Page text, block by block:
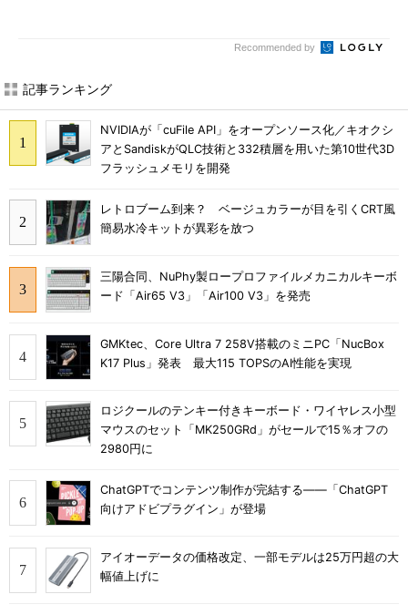
Recommended by
記事ランキング
NVIDIAが「cuFile API」をオープンソース化／キオクシ
アとSandiskがQLC技術と332積層を用いた第10世代3D
フラッシュメモリを開発
レトロブーム到来？ ベージュカラーが目を引くCRT風
簡易水冷キットが異彩を放つ
三陽合同、NuPhy製ロープロファイルメカニカルキーボ
ード「Air65 V3」「Air100 V3」を発売
GMKtec、Core Ultra 7 258V搭載のミニPC「NucBox
K17 Plus」発表 最大115 TOPSのAI性能を実現
ロジクールのテンキー付きキーボード・ワイヤレス小型
マウスのセット「MK250GRd」がセールで15％オフの
2980円に
ChatGPTでコンテンツ制作が完結する――「ChatGPT
向けアドビプラグイン」が登場
アイオーデータの価格改定、一部モデルは25万円超の大
幅値上げに